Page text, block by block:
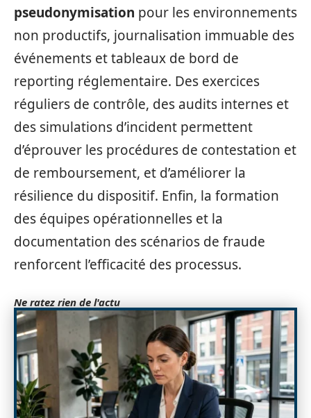
pseudonymisation pour les environnements
non productifs, journalisation immuable des
événements et tableaux de bord de
reporting réglementaire. Des exercices
réguliers de contrôle, des audits internes et
des simulations d’incident permettent
d’éprouver les procédures de contestation et
de remboursement, et d’améliorer la
résilience du dispositif. Enfin, la formation
des équipes opérationnelles et la
documentation des scénarios de fraude
renforcent l’efficacité des processus.
Ne ratez rien de l'actu